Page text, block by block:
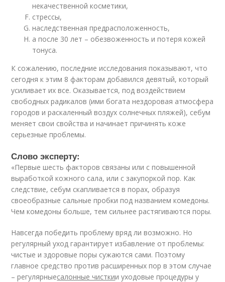
некачественной косметики,
стрессы,
наследственная предрасположенность,
а после 30 лет – обезвоженность и потеря кожей
тонуса.
К сожалению, последние исследования показывают, что
сегодня к этим 8 факторам добавился девятый, который
усиливает их все. Оказывается, под воздействием
свободных радикалов (ими богата нездоровая атмосфера
городов и раскаленный воздух солнечных пляжей), себум
меняет свои свойства и начинает причинять коже
серьезные проблемы.
Слово эксперту:
«Первые шесть факторов связаны или с повышенной
выработкой кожного сала, или с закупоркой пор. Как
следствие, себум скапливается в порах, образуя
своеобразные сальные пробки под названием комедоны.
Чем комедоны больше, тем сильнее растягиваются поры.
Навсегда победить проблему вряд ли возможно. Но
регулярный уход гарантирует избавление от проблемы:
чистые и здоровые поры сужаются сами. Поэтому
главное средство против расширенных пор в этом случае
– регулярныесалонные чисткии уходовые процедуры у